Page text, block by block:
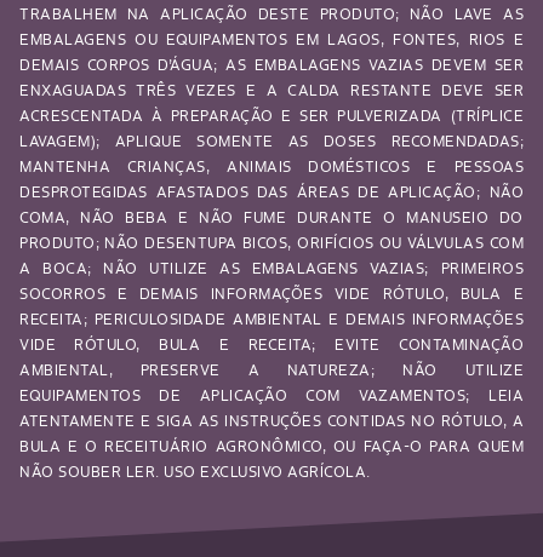
TRABALHEM NA APLICAÇÃO DESTE PRODUTO; NÃO LAVE AS
EMBALAGENS OU EQUIPAMENTOS EM LAGOS, FONTES, RIOS E
DEMAIS CORPOS D’ÁGUA; AS EMBALAGENS VAZIAS DEVEM SER
ENXAGUADAS TRÊS VEZES E A CALDA RESTANTE DEVE SER
ACRESCENTADA À PREPARAÇÃO E SER PULVERIZADA (TRÍPLICE
LAVAGEM); APLIQUE SOMENTE AS DOSES RECOMENDADAS;
MANTENHA CRIANÇAS, ANIMAIS DOMÉSTICOS E PESSOAS
DESPROTEGIDAS AFASTADOS DAS ÁREAS DE APLICAÇÃO; NÃO
COMA, NÃO BEBA E NÃO FUME DURANTE O MANUSEIO DO
PRODUTO; NÃO DESENTUPA BICOS, ORIFÍCIOS OU VÁLVULAS COM
A BOCA; NÃO UTILIZE AS EMBALAGENS VAZIAS; PRIMEIROS
SOCORROS E DEMAIS INFORMAÇÕES VIDE RÓTULO, BULA E
RECEITA; PERICULOSIDADE AMBIENTAL E DEMAIS INFORMAÇÕES
VIDE RÓTULO, BULA E RECEITA; EVITE CONTAMINAÇÃO
AMBIENTAL, PRESERVE A NATUREZA; NÃO UTILIZE
EQUIPAMENTOS DE APLICAÇÃO COM VAZAMENTOS; LEIA
ATENTAMENTE E SIGA AS INSTRUÇÕES CONTIDAS NO RÓTULO, A
BULA E O RECEITUÁRIO AGRONÔMICO, OU FAÇA-O PARA QUEM
NÃO SOUBER LER. USO EXCLUSIVO AGRÍCOLA.